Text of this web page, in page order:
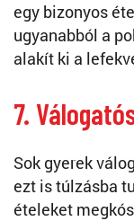
egy bizonyos
ugyanabból a
alakít ki a
7.
Sok gyerek
ezt is túlzásba
ételeket